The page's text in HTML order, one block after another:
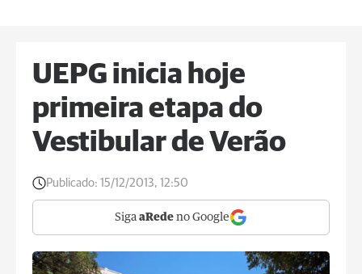
UEPG inicia hoje
primeira etapa do
Vestibular de Verão
Publicado: 15/12/2013, 12:50
Siga aRede no Google